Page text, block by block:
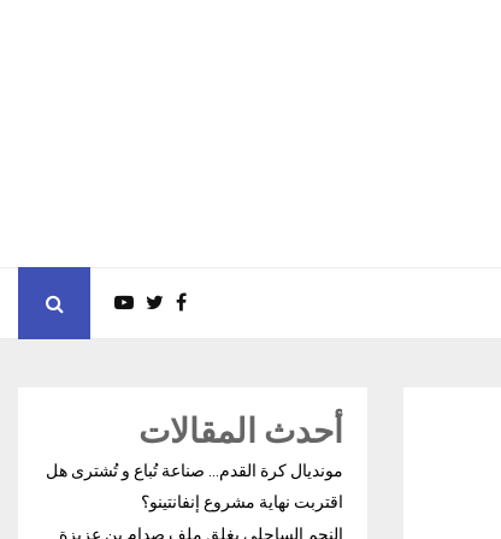
أحدث المقالات
مونديال كرة القدم… صناعة تُباع و تُشترى هل
اقتربت نهاية مشروع إنفانتينو؟
النجم الساحلي يغلق ملف صدام بن عزيزة